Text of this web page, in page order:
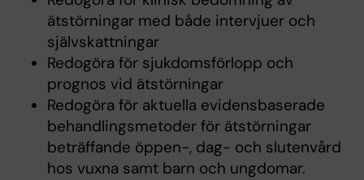
ätstörningar med både intervjuer och
självskattningar
Redogöra för sjukdomsförlopp och
prognos vid ätstörningar
Redogöra för aktuella evidensbaserade
behandlingsmetoder för ätstörningar
beträffande öppen-, dag- och slutenvård
hos vuxna samt barn och ungdomar.